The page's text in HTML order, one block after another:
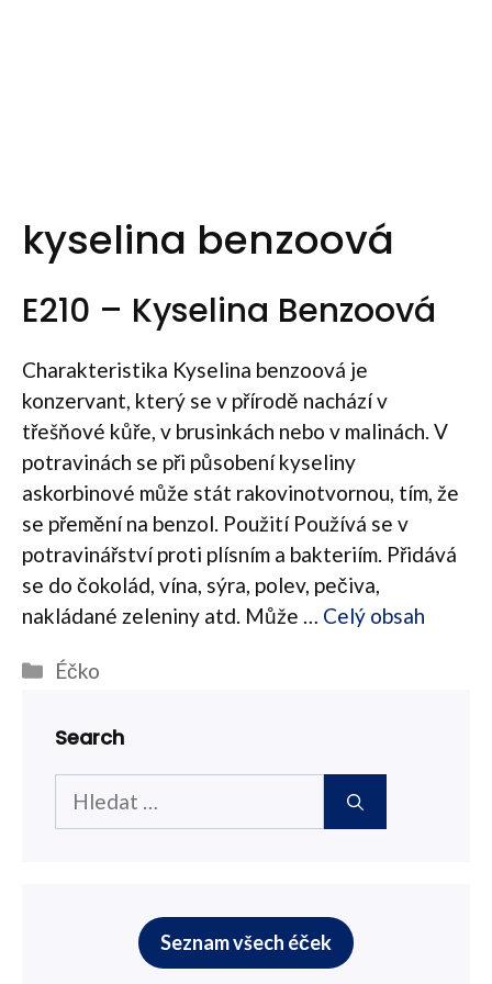
kyselina benzoová
E210 – Kyselina Benzoová
Charakteristika Kyselina benzoová je
konzervant, který se v přírodě nachází v
třešňové kůře, v brusinkách nebo v malinách. V
potravinách se při působení kyseliny
askorbinové může stát rakovinotvornou, tím, že
se přemění na benzol. Použití Používá se v
potravinářství proti plísním a bakteriím. Přidává
se do čokolád, vína, sýra, polev, pečiva,
nakládané zeleniny atd. Může … Celý obsah
Rubriky
Éčko
Search
Seznam všech éček